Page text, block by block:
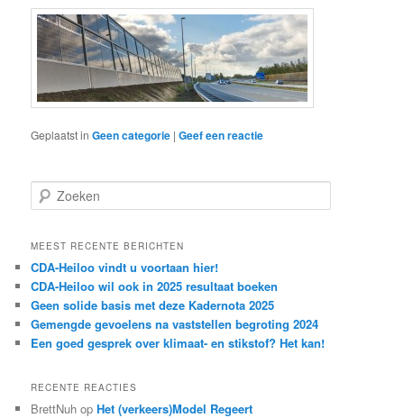
Geplaatst in Geen categorie |Geef een reactie
Zoeken
MEEST RECENTE BERICHTEN
CDA-Heiloo vindt u voortaan hier!
CDA-Heiloo wil ook in 2025 resultaat boeken
Geen solide basis met deze Kadernota 2025
Gemengde gevoelens na vaststellen begroting 2024
Een goed gesprek over klimaat- en stikstof? Het kan!
RECENTE REACTIES
BrettNuh opHet (verkeers)Model Regeert